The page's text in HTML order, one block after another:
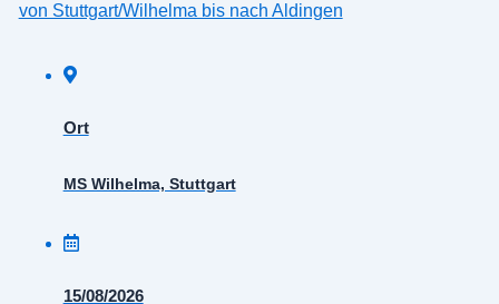
von Stuttgart/Wilhelma bis nach Aldingen
Ort
MS Wilhelma, Stuttgart
15/08/2026